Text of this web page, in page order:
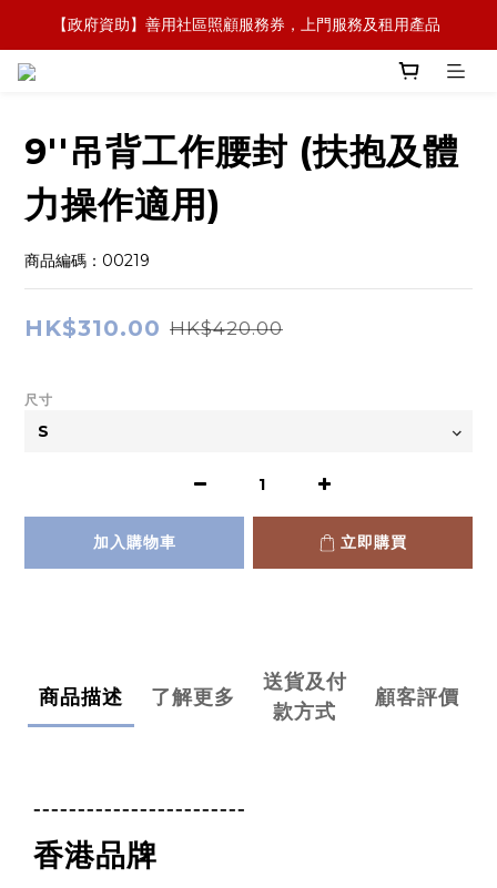
【全新概念】長者護理復康用品，可租可買，彈性選擇
【政府資助】善用社區照顧服務券，上門服務及租用產品
【全新概念】長者護理復康用品，可租可買，彈性選擇
9''吊背工作腰封 (扶抱及體
力操作適用)
商品編碼：00219
HK$310.00 HK$420.00
尺寸
加入購物車 立即購買
商品描述 了解更多
送貨及付
款方式
顧客評價
------------------------
香港品牌